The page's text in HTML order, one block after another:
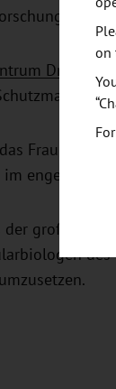
Dresden
engen
der großen
on